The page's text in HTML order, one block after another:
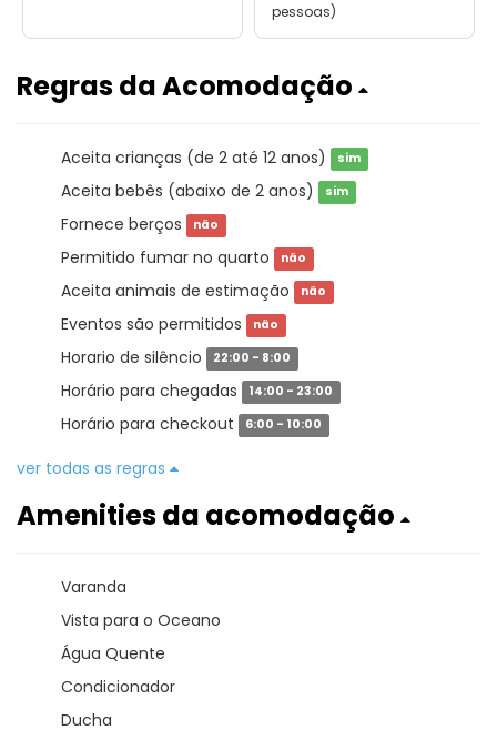
pessoas)
Regras da Acomodação
Aceita crianças (de 2 até 12 anos) sim
Aceita bebês (abaixo de 2 anos) sim
Fornece berços não
Permitido fumar no quarto não
Aceita animais de estimação não
Eventos são permitidos não
Horario de silêncio 22:00 - 8:00
Horário para chegadas 14:00 - 23:00
Horário para checkout 6:00 - 10:00
ver todas as regras
Amenities da acomodação
Varanda
Vista para o Oceano
Água Quente
Condicionador
Ducha